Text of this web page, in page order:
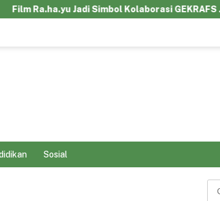
Jadi Simbol Kolaborasi GEKRAFS JABAR
Sosial